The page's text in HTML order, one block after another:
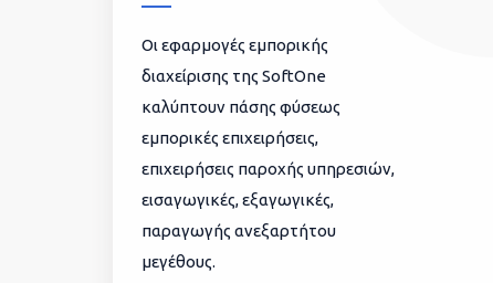
Οι εφαρμογές εμπορικής
διαχείρισης της SoftOne
καλύπτουν πάσης φύσεως
εμπορικές επιχειρήσεις,
επιχειρήσεις παροχής υπηρεσιών,
εισαγωγικές, εξαγωγικές,
παραγωγής ανεξαρτήτου
μεγέθους.